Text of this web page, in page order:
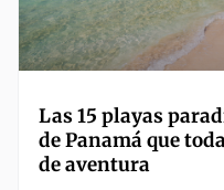
Las 15 playas
de Panamá que
de aventura